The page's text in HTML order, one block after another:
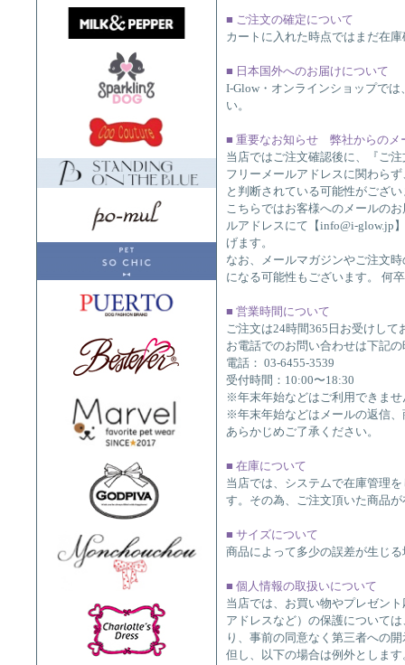
■ ご注文の確定について
カートに入れた時点ではまだ在
■ 日本国外へのお届けについて
I-Glow・オンラインショップで
い。
■ 重要なお知らせ 弊社からのメ
当店ではご注文確認後に、『ご
フリーメールアドレスに関わら
と判断されている可能性がござ
こちらではお客様へのメールの
ルアドレスにて【info@i-glow.jp
げます。
なお、メールマガジンやご注文
になる可能性もございます。 何
■ 営業時間について
ご注文は24時間365日お受けして
お電話でのお問い合わせは下記
電話： 03-6455-3539
受付時間：10:00〜18:30
※年末年始などはご利用できませ
※年末年始などはメールの返信
あらかじめご了承ください。
■ 在庫について
当店では、システムで在庫管理
す。その為、ご注文頂いた商品
■ サイズについて
商品によって多少の誤差が生じ
■ 個人情報の取扱いについて
当店では、お買い物やプレゼン
アドレスなど）の保護について
り、事前の同意なく第三者への
但し、以下の場合は例外とします